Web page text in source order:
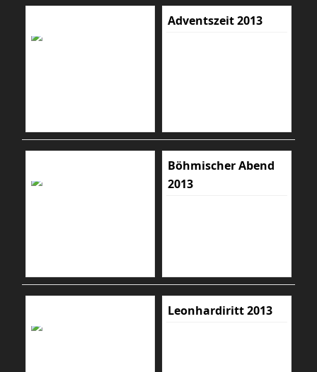
Adventszeit 2013
Böhmischer Abend
2013
Leonhardiritt 2013